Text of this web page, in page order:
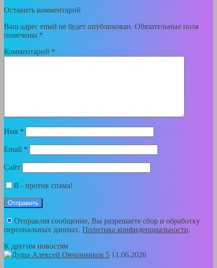
Оставить комментарий
Ваш адрес email не будет опубликован. Обязательные поля
помечены *
Комментарий *
Имя *
Email *
Сайт
Я - против спама!
Отправляя сообщение, Вы разрешаете сбор и обработку
персональных данных. Политика конфиденциальности.
К другим новостям
11.06.2026